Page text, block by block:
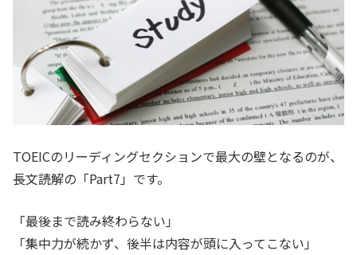
TOEICのリーディングセクションで最大の壁となるのが、
長文読解の「Part7」です。
「最後まで読み終わらない」
「集中力が続かず、後半は内容が頭に入ってこない」